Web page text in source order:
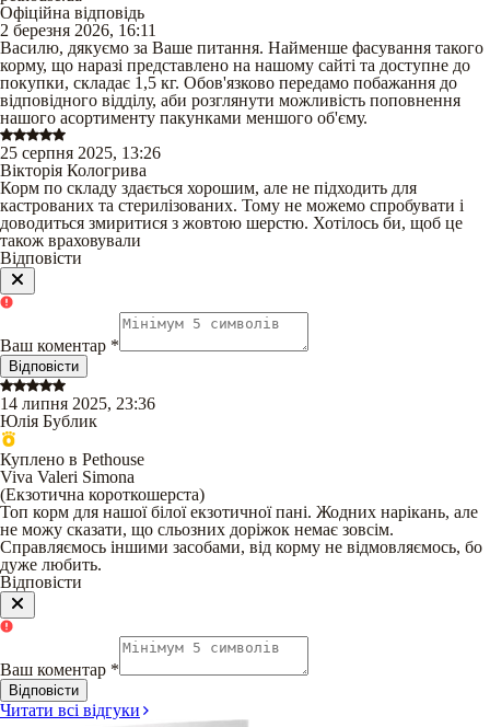
Офіційна відповідь
2 березня 2026, 16:11
Василю, дякуємо за Ваше питання. Найменше фасування такого
корму, що наразі представлено на нашому сайті та доступне до
покупки, складає 1,5 кг. Обов'язково передамо побажання до
відповідного відділу, аби розглянути можливість поповнення
нашого асортименту пакунками меншого об'єму.
25 серпня 2025, 13:26
Вікторія Кологрива
Корм по складу здається хорошим, але не підходить для
кастрованих та стерилізованих. Тому не можемо спробувати і
доводиться змиритися з жовтою шерстю. Хотілось би, щоб це
також враховували
Відповісти
Ваш коментар *
Відповісти
14 липня 2025, 23:36
Юлія Бублик
Куплено в Pethouse
Viva Valeri Simona
(Екзотична короткошерста)
Топ корм для нашої білої екзотичної пані. Жодних нарікань, але
не можу сказати, що сльозних доріжок немає зовсім.
Справляємось іншими засобами, від корму не відмовляємось, бо
дуже любить.
Відповісти
Ваш коментар *
Відповісти
Читати всі відгуки